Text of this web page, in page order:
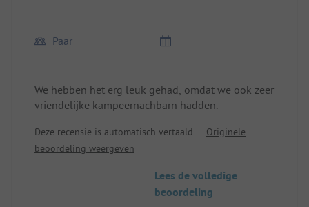
Paar
We hebben het erg leuk gehad, omdat we ook zeer
vriendelijke kampeernachbarn hadden.
Deze recensie is automatisch vertaald.
Originele
beoordeling weergeven
Lees de volledige
beoordeling